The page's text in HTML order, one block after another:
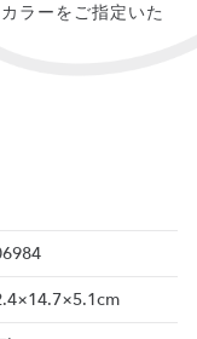
ラーをご指定いた